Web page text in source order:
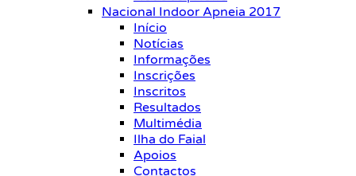
Nacional Indoor Apneia 2017
Início
Notícias
Informações
Inscrições
Inscritos
Resultados
Multimédia
Ilha do Faial
Apoios
Contactos